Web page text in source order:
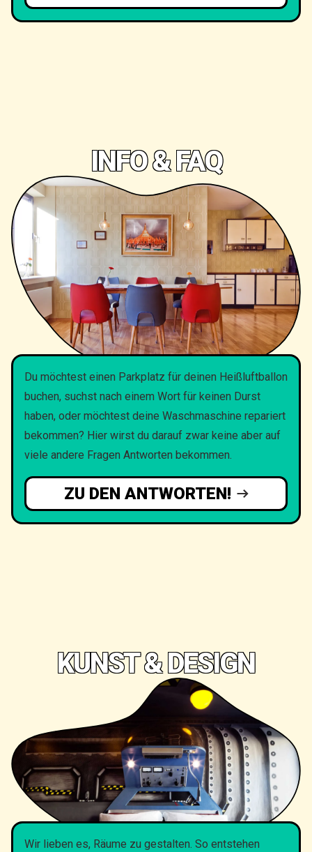
INFO & FAQ
Du möchtest einen Parkplatz für deinen Heißluftballon
buchen, suchst nach einem Wort für keinen Durst
haben, oder möchtest deine Waschmaschine repariert
bekommen? Hier wirst du darauf zwar keine aber auf
viele andere Fragen Antworten bekommen.
ZU DEN ANTWORTEN!
KUNST & DESIGN
Wir lieben es, Räume zu gestalten. So entstehen